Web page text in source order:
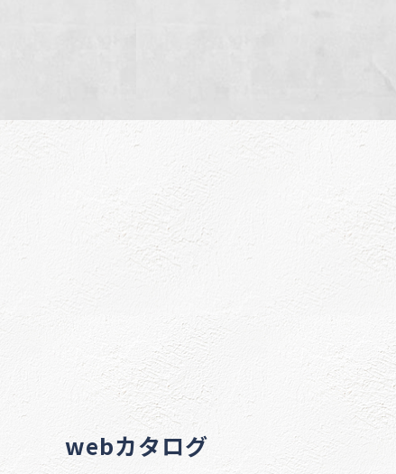
webカタログ